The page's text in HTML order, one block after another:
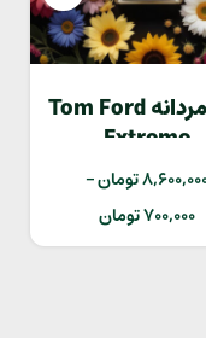
عطر مردانه Tom Ford
Extreme
تومان–
700,000تومان